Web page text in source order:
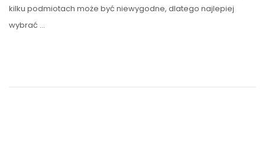
kilku podmiotach może być niewygodne, dlatego najlepiej
wybrać …